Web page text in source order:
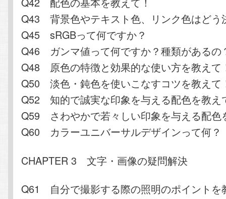
Q43 背景色やテキスト色、リンク色はどう
Q45 sRGBって何ですか？
Q46 ガンマ値って何ですか？種類があるの
Q48 原色の特徴と効果的な使い方を教えて
Q50 淡色・鈍色を使いこなすコツを教えて
Q52 知的で誠実な印象を与える配色を教え
Q59 さわやかで若々しい印象を与える配色
Q60 カラーユニバーサルデザインって何？
CHAPTER 3 文字・画像の疑問解決
Q61 自分で撮影する際の照明のポイントを